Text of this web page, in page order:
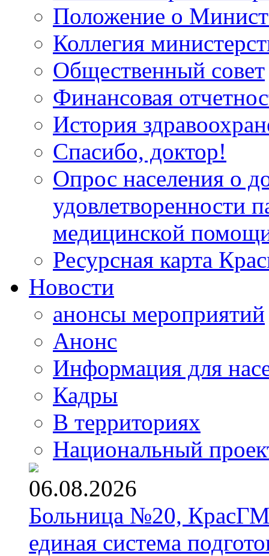
Положение о
Коллегия
Общественный совет
Финансовая
История
Спасибо, доктор!
Опрос населения о
удовлетворенности
медицинской
Ресурсная карта
Новости
анонсы мероприятий
Анонс
Информация для
Кадры
В территориях
Национальный
06.08.2026
Больница №20,
единая система